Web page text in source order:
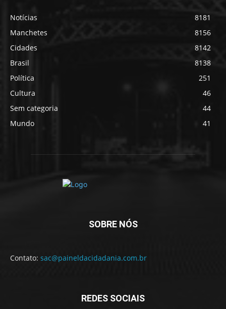
Notícias
8181
Manchetes
8156
Cidades
8142
Brasil
8138
Política
251
Cultura
46
Sem categoria
44
Mundo
41
SOBRE NÓS
Contato: sac@paineldacidadania.com.br
REDES SOCIAIS